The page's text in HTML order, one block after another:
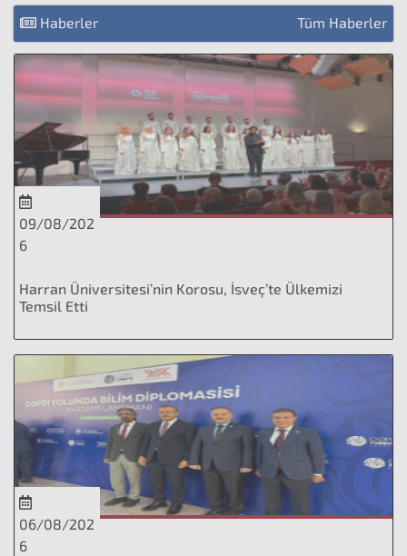
Haberler Tüm Haberler
09/08/202
6
Harran Üniversitesi’nin Korosu, İsveç’te Ülkemizi
Temsil Etti
06/08/202
6